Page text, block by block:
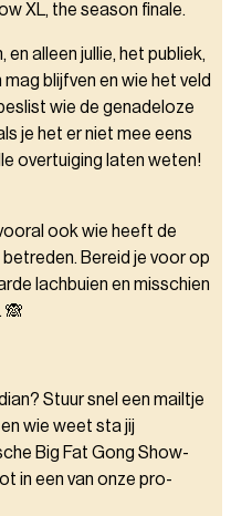
XL, the season finale.
alleen jullie, het publiek,
blijfven en wie het veld
wie de genadeloze
je het er niet mee eens
overtuiging laten weten!
ook wie heeft de
Bereid je voor op
lachbuien en misschien
🙈
Stuur snel een mailtje
wie weet sta jij
Big Fat Gong Show-
in een van onze pro-